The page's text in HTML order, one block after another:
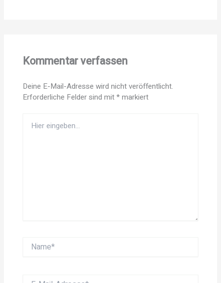
Kommentar verfassen
Deine E-Mail-Adresse wird nicht veröffentlicht.
Erforderliche Felder sind mit*markiert
eingeben…
Name*